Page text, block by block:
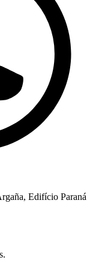
Edifício Paraná